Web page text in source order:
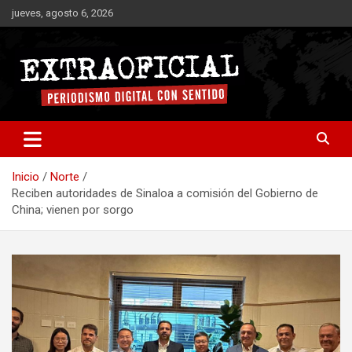
Saltar
al
jueves, agosto 6, 2026
Extraoficial
Inicio
Norte
Reciben autoridades de Sinaloa a comisión del Gobierno de
China; vienen por sorgo